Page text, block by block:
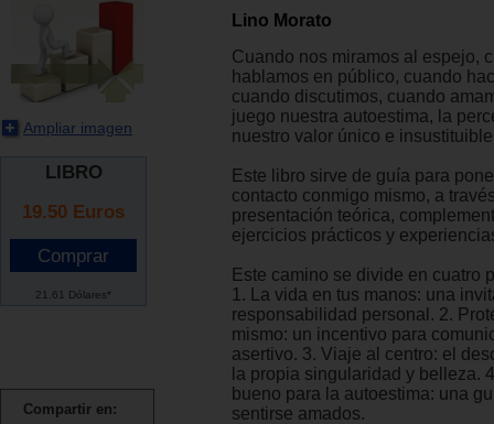
Ampliar imagen
LIBRO
19.50 Euros
21.61 Dólares*
Compartir en:
Lino Morato
Cuando nos miramos al espejo,
hablamos en público, cuando
cuando discutimos, cuando
juego nuestra autoestima, la
nuestro valor único e
Este libro sirve de guía para
contacto conmigo mismo, a
presentación teórica,
ejercicios prácticos y
Este camino se divide en cuatro
1. La vida en tus manos: una
responsabilidad personal. 2.
mismo: un incentivo para
asertivo. 3. Viaje al centro: el
la propia singularidad y belleza.
bueno para la autoestima: una
sentirse amados.